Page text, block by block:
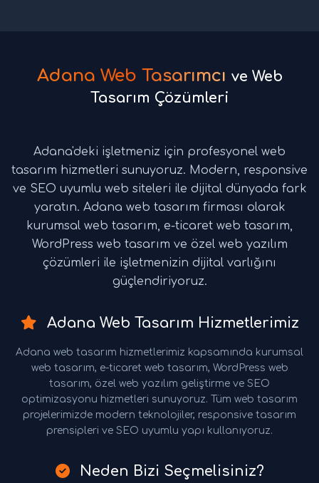
Adana Web Tasarımcı ve Web
Tasarım Çözümleri
Adana'deki işletmeniz için profesyonel web
tasarım hizmetleri sunuyoruz. Modern, responsive
ve SEO uyumlu web siteleri ile dijital dünyada fark
yaratın. Adana web tasarım firması olarak
kurumsal web tasarım, e-ticaret web tasarım,
WordPress web tasarım ve özel web yazılım
çözümleri ile işletmenizin dijital varlığını
güçlendiriyoruz.
Adana Web Tasarım Hizmetlerimiz
Adana web tasarım hizmetlerimiz kapsamında kurumsal
web tasarım, e-ticaret web tasarım, WordPress web
tasarım, özel web yazılım geliştirme ve SEO
optimizasyonu hizmetleri sunuyoruz. Tüm web tasarım
projelerimizde modern teknolojiler, responsive tasarım
prensipleri ve SEO uyumlu yapı kullanıyoruz.
Neden Bizi Seçmelisiniz?